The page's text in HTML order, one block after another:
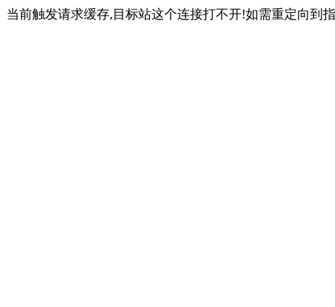
当前触发请求缓存,目标站这个连接打不开!如需重定向到